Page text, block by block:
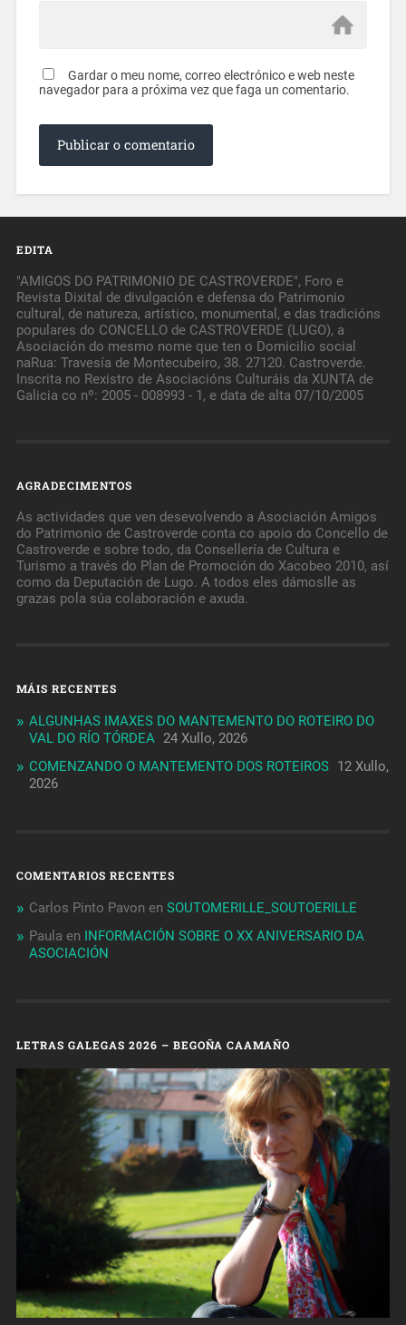
Gardar o meu nome, correo electrónico e web neste
navegador para a próxima vez que faga un comentario.
EDITA
"AMIGOS DO PATRIMONIO DE CASTROVERDE", Foro e
Revista Dixital de divulgación e defensa do Patrimonio
cultural, de natureza, artístico, monumental, e das tradicións
populares do CONCELLO de CASTROVERDE (LUGO), a
Asociación do mesmo nome que ten o Domicilio social
naRua: Travesía de Montecubeiro, 38. 27120. Castroverde.
Inscrita no Rexistro de Asociacións Culturáis da XUNTA de
Galicia co nº: 2005 - 008993 - 1, e data de alta 07/10/2005
AGRADECIMENTOS
As actividades que ven desevolvendo a Asociación Amigos
do Patrimonio de Castroverde conta co apoio do Concello de
Castroverde e sobre todo, da Consellería de Cultura e
Turismo a través do Plan de Promoción do Xacobeo 2010, así
como da Deputación de Lugo. A todos eles dámoslle as
grazas pola súa colaboración e axuda.
MÁIS RECENTES
ALGUNHAS IMAXES DO MANTEMENTO DO ROTEIRO DO
VAL DO RÍO TÓRDEA 24 Xullo, 2026
COMENZANDO O MANTEMENTO DOS ROTEIROS 12 Xullo,
2026
COMENTARIOS RECENTES
Carlos Pinto Pavon en SOUTOMERILLE_SOUTOERILLE
Paula en INFORMACIÓN SOBRE O XX ANIVERSARIO DA
ASOCIACIÓN
LETRAS GALEGAS 2026 – BEGOÑA CAAMAÑO